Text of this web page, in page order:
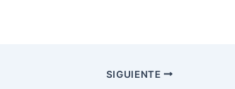
SIGUIENTE